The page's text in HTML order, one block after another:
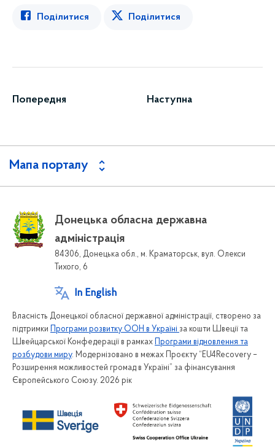
Поділитися Поділитися
Попередня Наступна
Мапа порталу
Донецька обласна державна
адміністрація
84306, Донецька обл., м. Краматорськ, вул. Олекси
Тихого, 6
In English
Власність Донецької обласної державної адміністрації, створено за
підтримки Програми розвитку ООН в Україні за кошти Швеції та
Швейцарської Конфедерації в рамках Програми відновлення та
розбудови миру. Модернізовано в межах Проєкту “EU4Recovery –
Розширення можливостей громад в Україні” за фінансування
Європейського Союзу. 2026 рік